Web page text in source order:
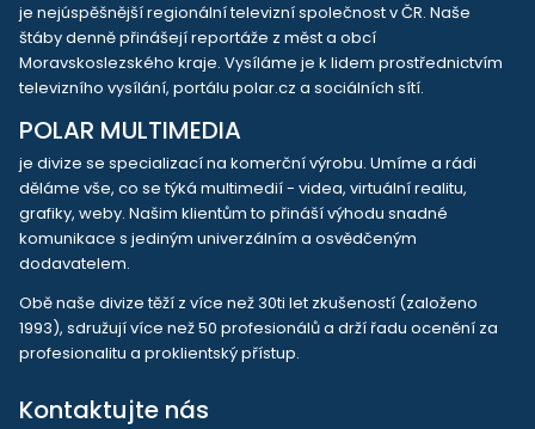
je nejúspěšnější regionální televizní společnost v ČR. Naše
štáby denně přinášejí reportáže z měst a obcí
Moravskoslezského kraje. Vysíláme je k lidem prostřednictvím
televizního vysílání, portálu polar.cz a sociálních sítí.
POLAR MULTIMEDIA
je divize se specializací na komerční výrobu. Umíme a rádi
děláme vše, co se týká multimedií - videa, virtuální realitu,
grafiky, weby. Našim klientům to přináší výhodu snadné
komunikace s jediným univerzálním a osvědčeným
dodavatelem.
Obě naše divize těží z více než 30ti let zkušeností (založeno
1993), sdružují více než 50 profesionálů a drží řadu ocenění za
profesionalitu a proklientský přístup.
Kontaktujte nás